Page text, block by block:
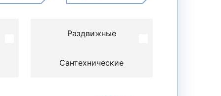
Раздвижные
Сантехнические